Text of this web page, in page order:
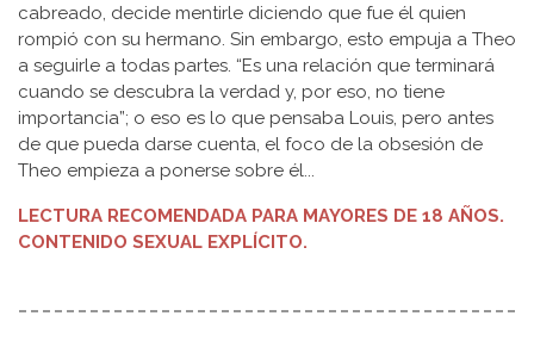
cabreado, decide mentirle diciendo que fue él quien
rompió con su hermano. Sin embargo, esto empuja a Theo
a seguirle a todas partes. “Es una relación que terminará
cuando se descubra la verdad y, por eso, no tiene
importancia”; o eso es lo que pensaba Louis, pero antes
de que pueda darse cuenta, el foco de la obsesión de
Theo empieza a ponerse sobre él...
LECTURA RECOMENDADA PARA MAYORES DE 18 AÑOS.
CONTENIDO SEXUAL EXPLÍCITO.